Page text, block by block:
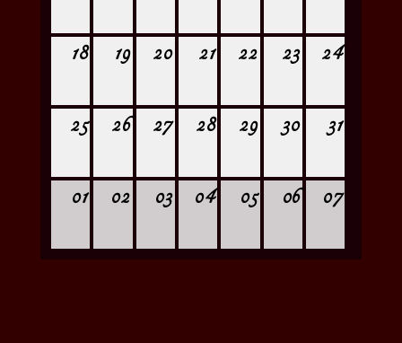
18 19 20 21 22 23 24
25 26 27 28 29 30 31
01 02 03 04 05 06 07